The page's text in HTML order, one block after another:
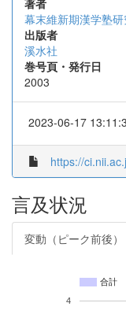
著者
幕末維新期漢学塾
出版者
溪水社
巻号頁・発行日
2003
2023-06-17
https://
言及状況
変動（ピーク前後）
合計
4